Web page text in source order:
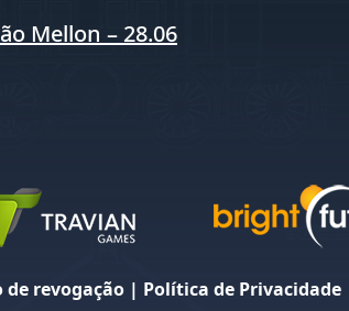
Mellon – 28.06
de revogação | Política de Privacidade